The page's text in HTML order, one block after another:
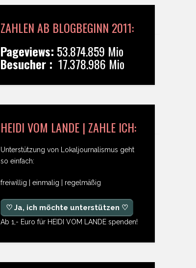
ZAHLEN AB BLOGBEGINN 2011:
Pageviews: 53.874.859 Mio
Besucher : 17.378.986 Mio
HEIDI VOM LANDE | ZAHLE ICH:
Unterstützung von Lokaljournalismus geht
so einfach:
freiwillig | einmalig | regelmäßig
♡ Ja, ich möchte unterstützen ♡
Ab 1,- Euro für HEIDI VOM LANDE spenden!